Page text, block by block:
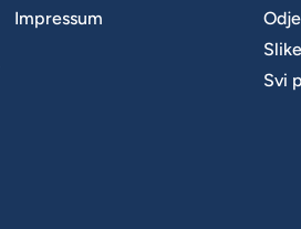
Impressum
Svi